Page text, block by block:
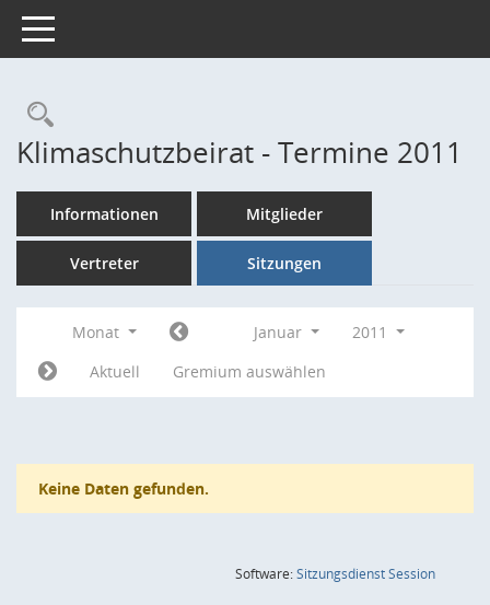
Toggle navigation
Rechercheauswahl
Klimaschutzbeirat - Termine 2011
Informationen Mitglieder
Vertreter Sitzungen
Monat Januar
2011
Aktuell
Gremium auswählen
Keine Daten gefunden.
Software:SitzungsdienstSession(Wird in